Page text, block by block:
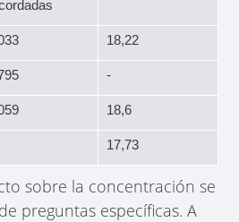
18,22
-
18,6
17,73
sobre la concentración se
preguntas específicas. A